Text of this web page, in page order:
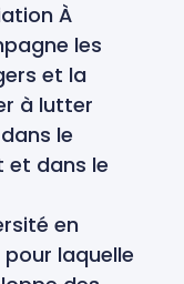
À
les
et la
à lutter
le
et dans le
en
laquelle